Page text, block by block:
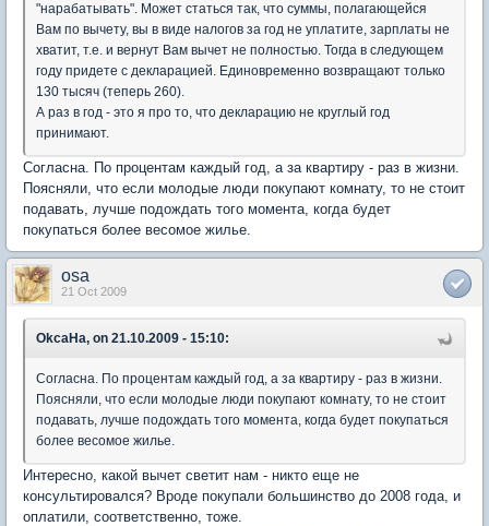
"нарабатывать". Может статься так, что суммы, полагающейся
Вам по вычету, вы в виде налогов за год не уплатите, зарплаты не
хватит, т.е. и вернут Вам вычет не полностью. Тогда в следующем
году придете с декларацией. Единовременно возвращают только
130 тысяч (теперь 260).
А раз в год - это я про то, что декларацию не круглый год
принимают.
Согласна. По процентам каждый год, а за квартиру - раз в жизни.
Поясняли, что если молодые люди покупают комнату, то не стоит
подавать, лучше подождать того момента, когда будет
покупаться более весомое жилье.
osa
21 Oct 2009
OkcaHa, on 21.10.2009 - 15:10:
Согласна. По процентам каждый год, а за квартиру - раз в жизни.
Поясняли, что если молодые люди покупают комнату, то не стоит
подавать, лучше подождать того момента, когда будет покупаться
более весомое жилье.
Интересно, какой вычет светит нам - никто еще не
консультировался? Вроде покупали большинство до 2008 года, и
оплатили, соответственно, тоже.